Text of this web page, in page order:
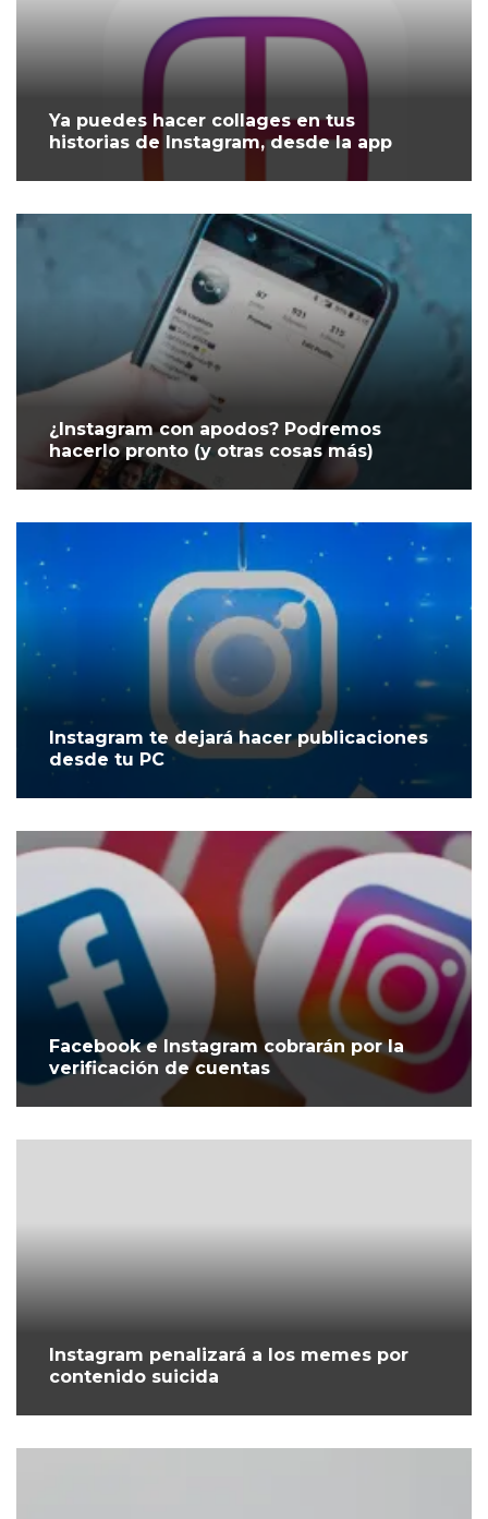
Ya puedes hacer collages en tus
historias de Instagram, desde la app
¿Instagram con apodos? Podremos
hacerlo pronto (y otras cosas más)
Instagram te dejará hacer publicaciones
desde tu PC
Facebook e Instagram cobrarán por la
verificación de cuentas
Instagram penalizará a los memes por
contenido suicida